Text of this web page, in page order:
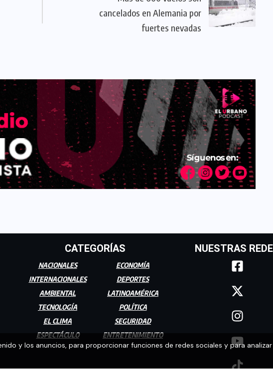
cancelados en Alemania por
fuertes nevadas
CATEGORÍAS
NACIONALES
INTERNACIONALES
AMBIENTAL
TECNOLOGÍA
EL CLIMA
ESPECTÁCULO
ECONOMÍA
DEPORTES
LATINOAMÉRICA
POLÍTICA
SEGURIDAD
ENTRETENIMIENTO
NUESTRAS
y los anuncios, para proporcionar funciones de redes sociales y para analizar